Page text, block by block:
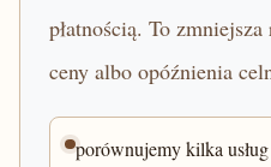
płatnością. To
ceny albo opóźnienia
porównujemy kilka